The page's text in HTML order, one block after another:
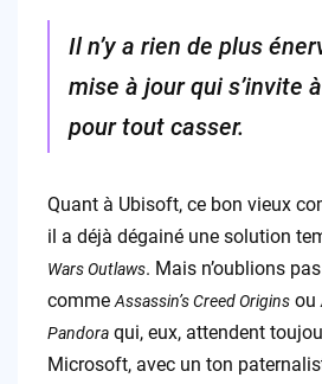
Il n’y a rien de plus
mise à jour qui s’invite
pour tout casser.
Quant à Ubisoft, ce bon vieux
il a déjà dégainé une solution
Wars Outlaws. Mais n’oublions
commeAssassin’s Creed Originsou
Pandoraqui, eux, attendent
Microsoft, avec un ton